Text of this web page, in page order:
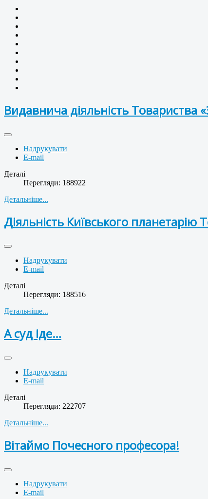
Видавнича діяльність Товариства
Надрукувати
E-mail
Деталі
Перегляди: 188922
Детальніше...
Діяльність Київського планетарію
Надрукувати
E-mail
Деталі
Перегляди: 188516
Детальніше...
А суд іде…
Надрукувати
E-mail
Деталі
Перегляди: 222707
Детальніше...
Вітаймо Почесного професора!
Надрукувати
E-mail